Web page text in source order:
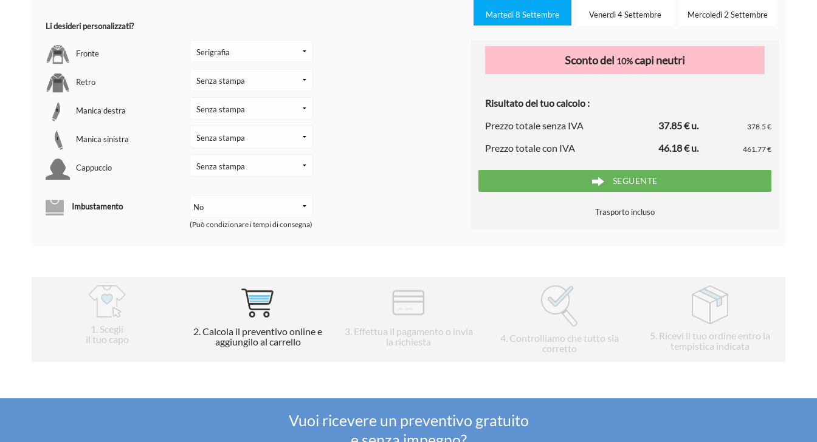
Li desideri personalizzati?
Fronte
Retro
Manica destra
Manica sinistra
Cappuccio
Imbustamento
(Può condizionare i tempi di consegna)
Martedì 8 Settembre
Venerdì 4 Settembre
Mercoledì 2 Settembre
Sconto del 10%capi neutri
Risultato del tuo calcolo :
Prezzo totale senza IVA
37.85 € u. 378.5 €
Prezzo totale con IVA 46.18 € u. 461.77 €
SEGUENTE
Trasporto incluso
1 . Scegli
il tuo capo
2 . Calcola il preventivo online e
aggiungilo al carrello
3 . Effettua il pagamento o invia
la richiesta
4. Controlliamo che tutto sia
corretto
5. Ricevi il tuo ordine entro la
tempistica indicata
Vuoi ricevere un preventivo gratuito